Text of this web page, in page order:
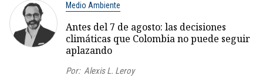
Medio Ambiente
Antes del 7 de agosto: las decisiones
climáticas que Colombia no puede seguir
aplazando
Por: Alexis L. Leroy